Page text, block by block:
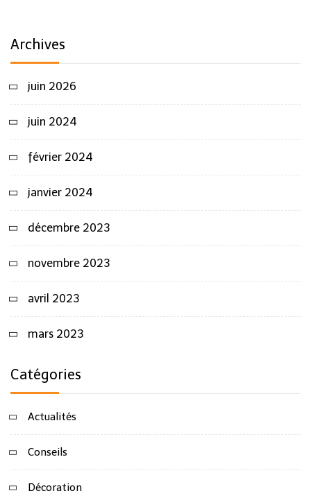
Archives
juin 2026
juin 2024
février 2024
janvier 2024
décembre 2023
novembre 2023
avril 2023
mars 2023
Catégories
Actualités
Conseils
Décoration